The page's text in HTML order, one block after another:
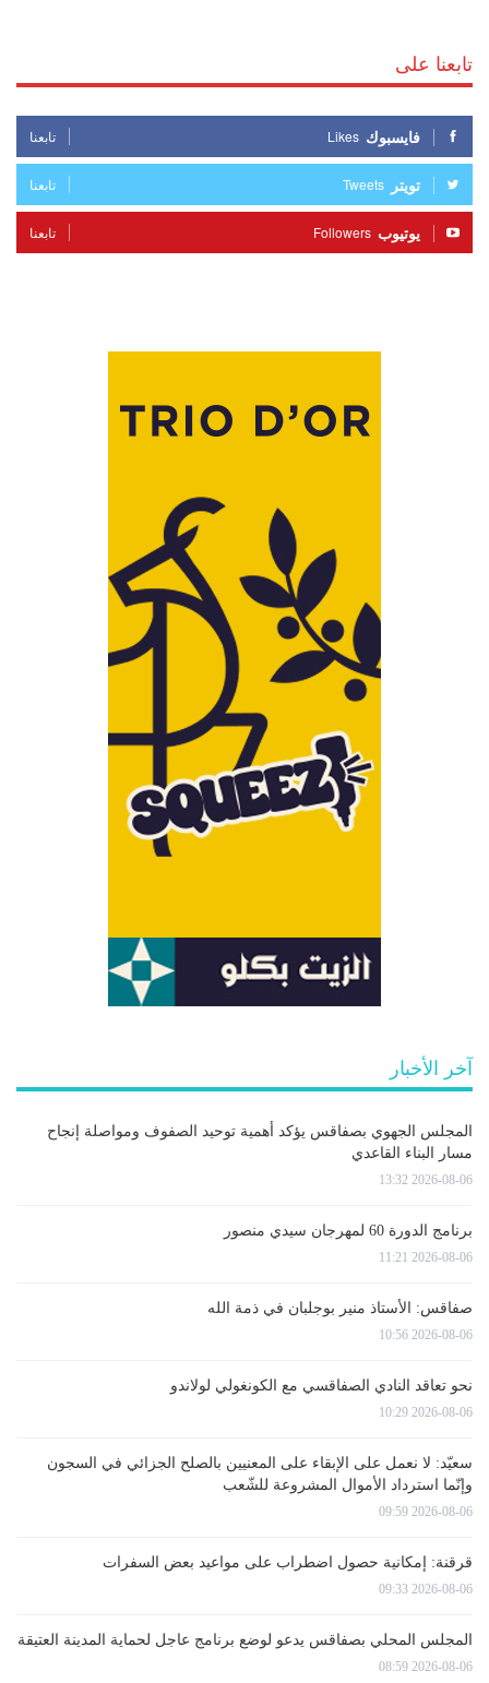
تابعنا على
فايسبوك Likes تابعنا
تويتر Tweets تابعنا
يوتيوب Followers تابعنا
آخر الأخبار
المجلس الجهوي بصفاقس يؤكد أهمية توحيد الصفوف ومواصلة إنجاح
مسار البناء القاعدي
2026-08-06 13:32
برنامج الدورة 60 لمهرجان سيدي منصور
2026-08-06 11:21
صفاقس: الأستاذ منير بوجلبان في ذمة الله
2026-08-06 10:56
نحو تعاقد النادي الصفاقسي مع الكونغولي لولاندو
2026-08-06 10:29
سعيّد: لا نعمل على الإبقاء على المعنيين بالصلح الجزائي في السجون
وإنّما استرداد الأموال المشروعة للشّعب
2026-08-06 09:59
قرقنة: إمكانية حصول اضطراب على مواعيد بعض السفرات
2026-08-06 09:33
المجلس المحلي بصفاقس يدعو لوضع برنامج عاجل لحماية المدينة العتيقة
2026-08-06 08:59